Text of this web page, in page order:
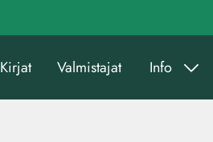
Kirjat Valmistajat Info